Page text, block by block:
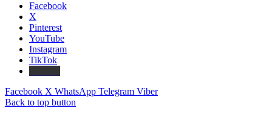
Facebook
X
Pinterest
YouTube
Instagram
TikTok
Facebook X WhatsApp Telegram Viber
Back to top button